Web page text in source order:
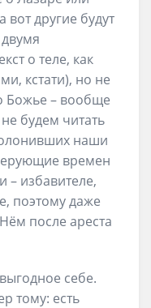
вот другие будут
о теле, как
кстати), но не
Божье – вообще
будем читать
наши
времен
– избавителе,
поэтому даже
после ареста
себе.
тому: есть